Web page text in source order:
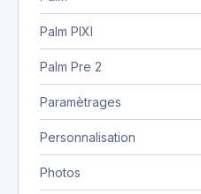
Palm PIXI
Palm Pre 2
Paramètrages
Personnalisation
Photos